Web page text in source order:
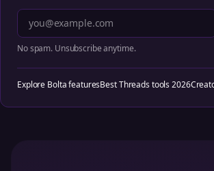
No spam. Unsubscribe anytime.
Explore Bolta featuresBest Threads tools 2026